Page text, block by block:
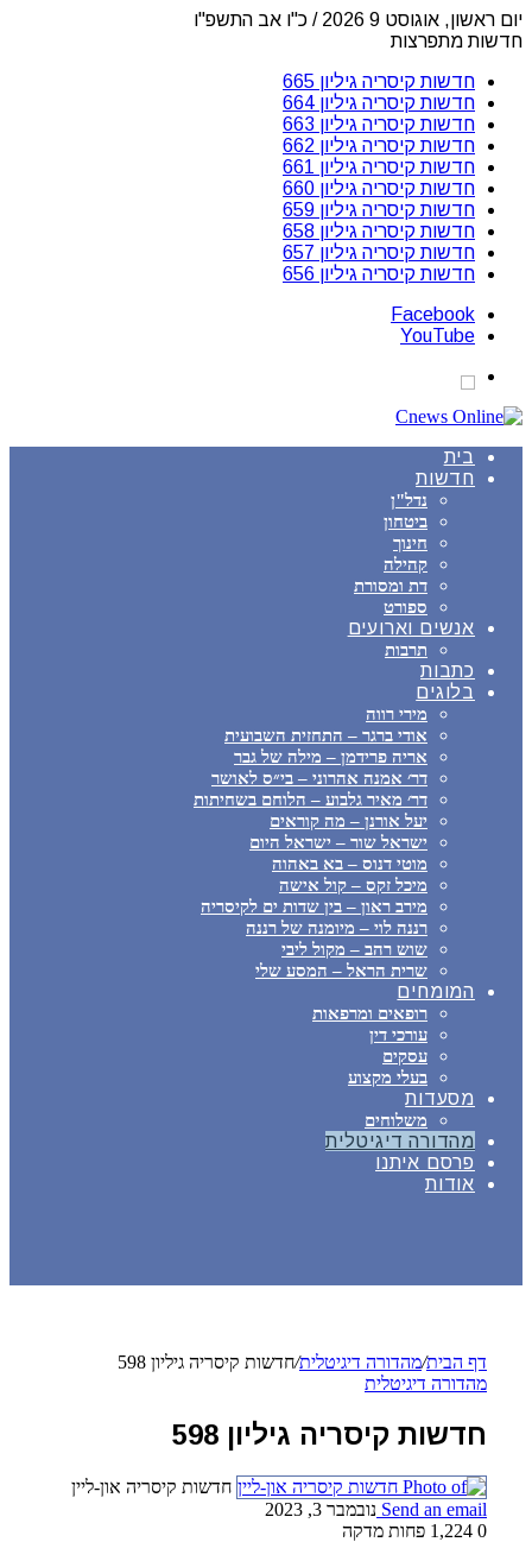
יום ראשון, אוגוסט 9 2026 / כ"ו אב התשפ"ו
חדשות מתפרצות
חדשות קיסריה גיליון 665
חדשות קיסריה גיליון 664
חדשות קיסריה גיליון 663
חדשות קיסריה גיליון 662
חדשות קיסריה גיליון 661
חדשות קיסריה גיליון 660
חדשות קיסריה גיליון 659
חדשות קיסריה גיליון 658
חדשות קיסריה גיליון 657
חדשות קיסריה גיליון 656
Facebook
YouTube
בית
חדשות
נדל"ן
ביטחון
חינוך
קהילה
דת ומסורת
ספורט
אנשים וארועים
תרבות
כתבות
בלוגים
מירי רווה
אודי ברגר – התחזית השבועית
אריה פרידמן – מילה של גבר
דר׳ אמנה אהרוני – בי״ס לאושר
דר׳ מאיר גלבוע – הלוחם בשחיתות
יעל אורנן – מה קוראים
ישראל שור – ישראל היום
מוטי דנוס – בא באהוה
מיכל זקס – קול אישה
מירב ראון – בין שדות ים לקיסריה
רננה לוי – מיומנה של רננה
שוש רהב – מקול ליבי
שרית הראל – המסע שלי
המומחים
רופאים ומרפאות
עורכי דין
עסקים
בעלי מקצוע
מסעדות
משלוחים
מהדורה דיגיטלית
פרסם איתנו
אודות
דף הבית/מהדורה דיגיטלית/חדשות קיסריה גיליון 598
מהדורה דיגיטלית
חדשות קיסריה גיליון 598
חדשות קיסריה און-ליין
Send an email נובמבר 3, 2023
0
פחות מדקה